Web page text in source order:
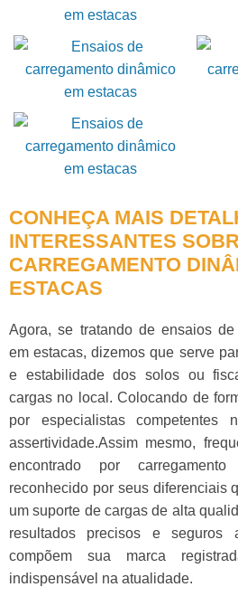
CONHEÇA MAIS
INTERESSANTES
CARREGAMENTO
ESTACAS
Agora, se tratando deensaios
em estacas, dizemos que serve
e estabilidade dos solos ou
cargas no local. Colocando de
por especialistas competentes
assertividade.Assim mesmo,
encontrado por
reconhecido por seus diferenciais
um suporte de cargas de alta
resultados precisos e seguros
compõem sua marca
indispensável na atualidade.